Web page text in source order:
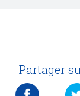
Partager